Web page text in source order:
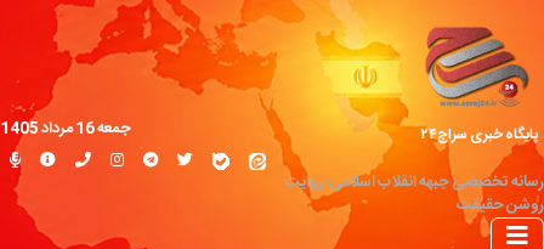
پایگاه خبری سراج۲۴
رسانه تخصصی جبهه انقلاب اسلامی؛ روایت
روشن حقیقت
جمعه 16 مرداد 1405